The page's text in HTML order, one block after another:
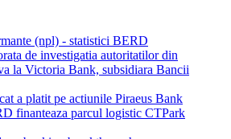
(npl) - statistici BERD
de investigatia autoritatilor din
la Victoria Bank, subsidiara Bancii
a platit pe actiunile Piraeus Bank
finanteaza parcul logistic CTPark